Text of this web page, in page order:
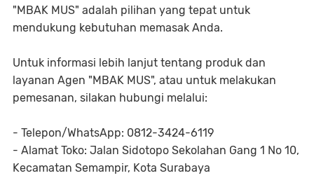
"MBAK MUS" adalah pilihan yang tepat untuk
mendukung kebutuhan memasak Anda.
Untuk informasi lebih lanjut tentang produk dan
layanan Agen "MBAK MUS", atau untuk melakukan
pemesanan, silakan hubungi melalui:
- Telepon/WhatsApp: 0812-3424-6119
- Alamat Toko: Jalan Sidotopo Sekolahan Gang 1 No 10,
Kecamatan Semampir, Kota Surabaya